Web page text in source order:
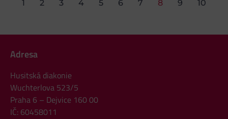
1 2 3 4 5 6 7 8 9 10
Adresa
Husitská diakonie
Wuchterlova 523/5
Praha 6 – Dejvice 160 00
IČ: 60458011